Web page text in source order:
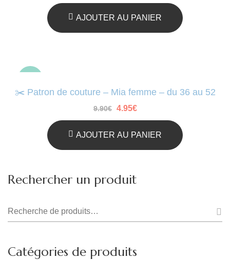
était :
28.90€.
est :
14.45€.
AJOUTER AU PANIER
✂️ Patron de couture – Mia femme – du 36 au 52
9.90€ Le
était :
9.90€.
4.95€Le
est :
4.95€.
AJOUTER AU PANIER
Rechercher un produit
Recherche
Catégories de produits